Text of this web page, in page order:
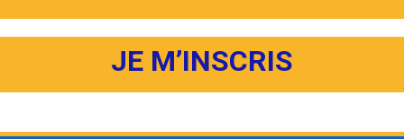
JE M’INSCRIS